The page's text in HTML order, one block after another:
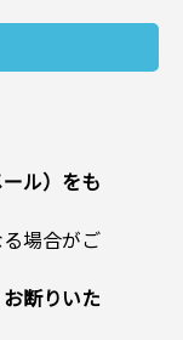
ル）をも
場合がご
断りいた